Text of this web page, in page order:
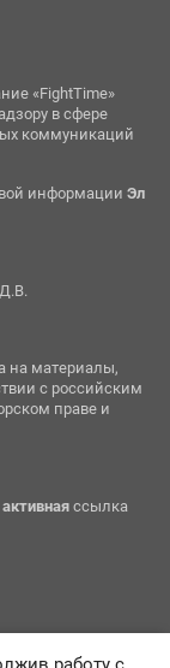
«FightTime»
в сфере
коммуникаций
информации Эл
на материалы,
с российским
праве и
активнаяссылка